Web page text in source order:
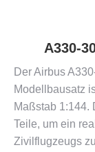
A330-
Der Airbus
Modellbausatz
Maßstab 1:144.
Teile, um ein
Zivilflugzeugs